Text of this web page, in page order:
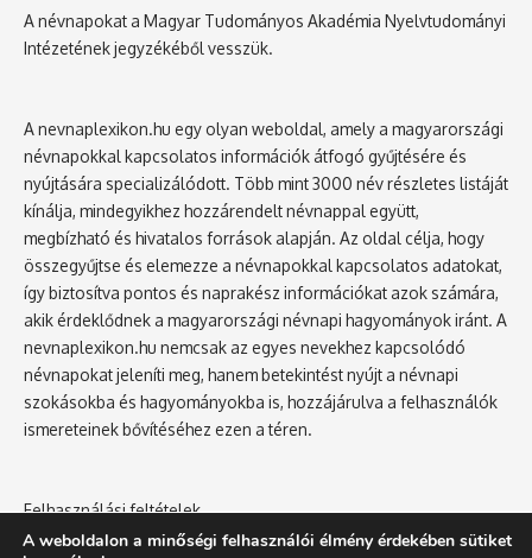
A névnapokat a Magyar Tudományos Akadémia Nyelvtudományi
Intézetének jegyzékéből vesszük.
A nevnaplexikon.hu egy olyan weboldal, amely a magyarországi
névnapokkal kapcsolatos információk átfogó gyűjtésére és
nyújtására specializálódott. Több mint 3000 név részletes listáját
kínálja, mindegyikhez hozzárendelt névnappal együtt,
megbízható és hivatalos források alapján. Az oldal célja, hogy
összegyűjtse és elemezze a névnapokkal kapcsolatos adatokat,
így biztosítva pontos és naprakész információkat azok számára,
akik érdeklődnek a magyarországi névnapi hagyományok iránt. A
nevnaplexikon.hu nemcsak az egyes nevekhez kapcsolódó
névnapokat jeleníti meg, hanem betekintést nyújt a névnapi
szokásokba és hagyományokba is, hozzájárulva a felhasználók
ismereteinek bővítéséhez ezen a téren.
Felhasználási feltételek
Adatvédelmi tájékoztató
A weboldalon a minőségi felhasználói élmény érdekében sütiket